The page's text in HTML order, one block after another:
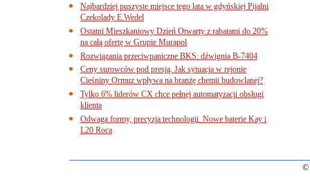
Najbardziej puszyste miejsce tego lata w gdyńskiej Pijalni
Czekolady E.Wedel
Ostatni Mieszkaniowy Dzień Otwarty z rabatami do 20%
na całą ofertę w Grupie Murapol
Rozwiązania przeciwpaniczne BKS: dźwignia B-7404
Ceny surowców pod presją. Jak sytuacja w rejonie
Cieśniny Ormuz wpływa na branżę chemii budowlanej?
Tylko 6% liderów CX chce pełnej automatyzacji obsługi
klienta
Odwaga formy, precyzja technologii. Nowe baterie Kay i
L20 Roca
©